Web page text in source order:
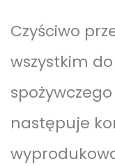
Czyściwo
wszystkim
następuje